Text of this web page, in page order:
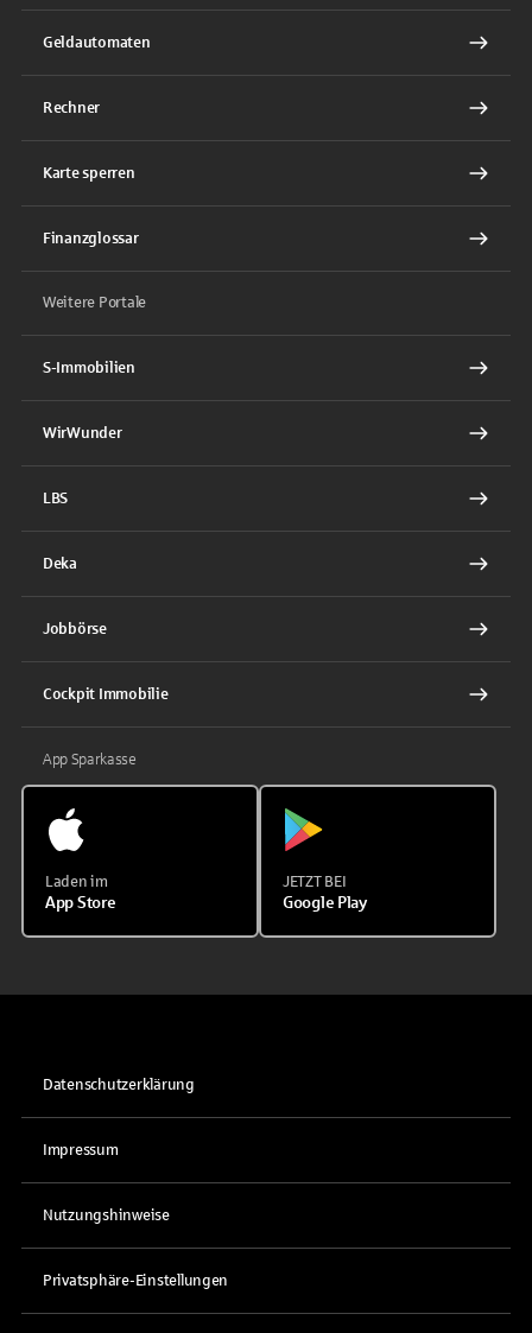
Geldautomaten
Rechner
Karte sperren
Finanzglossar
Weitere Portale
S-Immobilien
WirWunder
LBS
Deka
Jobbörse
Cockpit Immobilie
App Sparkasse
Laden im
App Store
JETZT BEI
Google Play
Datenschutzerklärung
Impressum
Nutzungshinweise
Privatsphäre-Einstellungen